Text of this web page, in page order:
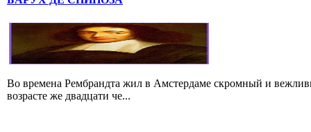
Во времена Рембрандта жил в Амстердаме скромный и
возрасте же двадцати че...